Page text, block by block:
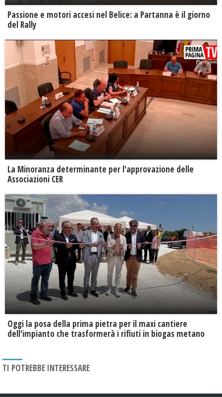
Passione e motori accesi nel Belice: a Partanna è il giorno
del Rally
La Minoranza determinante per l'approvazione delle
Associazioni CER
Oggi la posa della prima pietra per il maxi cantiere
dell'impianto che trasformerà i rifiuti in biogas metano
TI POTREBBE INTERESSARE